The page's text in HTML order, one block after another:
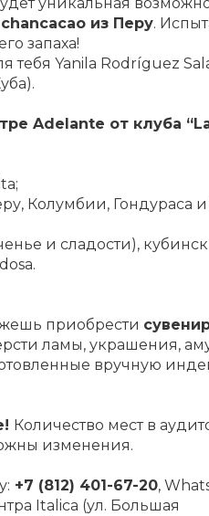
chancacao из Перу.
запаха!
тебя Yanila Rodríguez
Adelante от клуба
Колумбии, Гондураса
и сладости),
приобрести
ламы, украшения,
вручную
Количество мест в
изменения.
+7 (812) 401-67-20,
Italica (ул. Большая